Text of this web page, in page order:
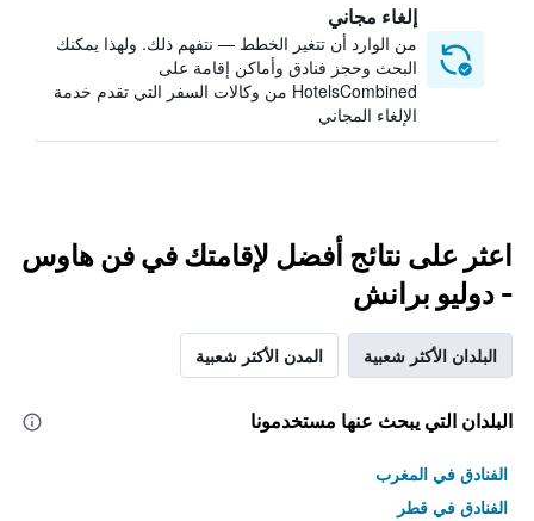
إلغاء مجاني
من الوارد أن تتغير الخطط — نتفهم ذلك. ولهذا يمكنك
البحث وحجز فنادق وأماكن إقامة على
HotelsCombined من وكالات السفر التي تقدم خدمة
الإلغاء المجاني
اعثر على نتائج أفضل لإقامتك في فن هاوس
- دوليو برانش
البلدان الأكثر شعبية المدن الأكثر شعبية
البلدان التي يبحث عنها مستخدمونا
الفنادق في المغرب
الفنادق في قطر